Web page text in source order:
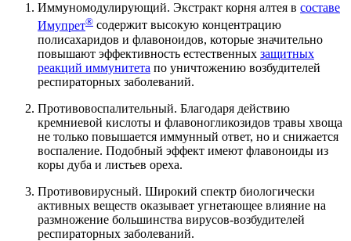
Иммуномодулирующий. Экстракт корня алтея в составе
Имупрет® содержит высокую концентрацию
полисахаридов и флавоноидов, которые значительно
повышают эффективность естественных защитных
реакций иммунитета по уничтожению возбудителей
респираторных заболеваний.
Противовоспалительный. Благодаря действию
кремниевой кислоты и флавоногликозидов травы хвоща
не только повышается иммунный ответ, но и снижается
воспаление. Подобный эффект имеют флавоноиды из
коры дуба и листьев ореха.
Противовирусный. Широкий спектр биологически
активных веществ оказывает угнетающее влияние на
размножение большинства вирусов-возбудителей
респираторных заболеваний.